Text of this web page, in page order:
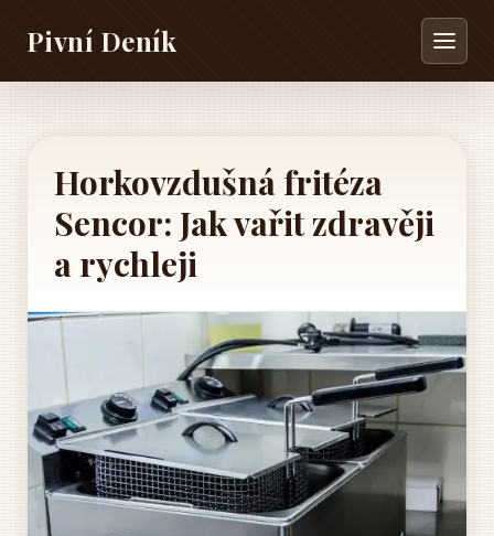
Pivní Deník
Horkovzdušná fritéza
Sencor: Jak vařit zdravěji
a rychleji